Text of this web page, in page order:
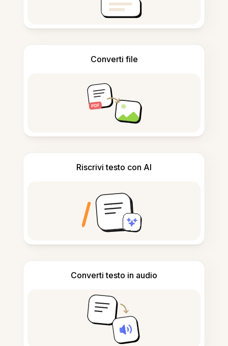
Converti file
Riscrivi testo con AI
Converti testo in audio